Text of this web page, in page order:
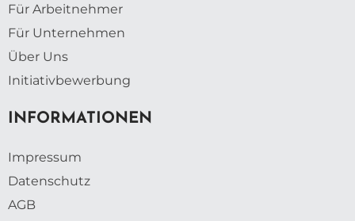
Für Arbeitnehmer
Für Unternehmen
Über Uns
Initiativbewerbung
INFORMATIONEN
Impressum
Datenschutz
AGB